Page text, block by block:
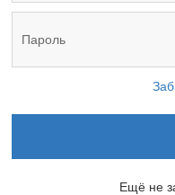
Ещё не